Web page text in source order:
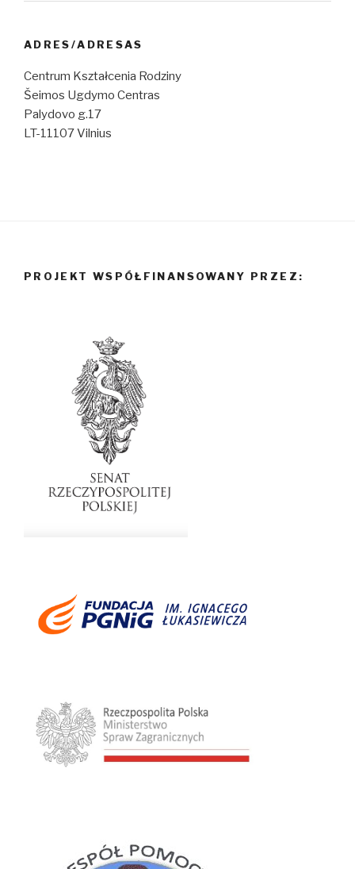
ADRES/ADRESAS
Centrum Kształcenia Rodziny
Šeimos Ugdymo Centras
Palydovo g.17
LT-11107 Vilnius
PROJEKT WSPÓŁFINANSOWANY PRZEZ: